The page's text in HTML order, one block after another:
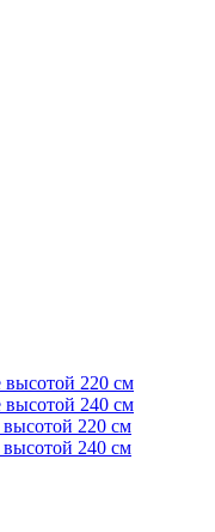
220 см
240 см
220 см
240 см